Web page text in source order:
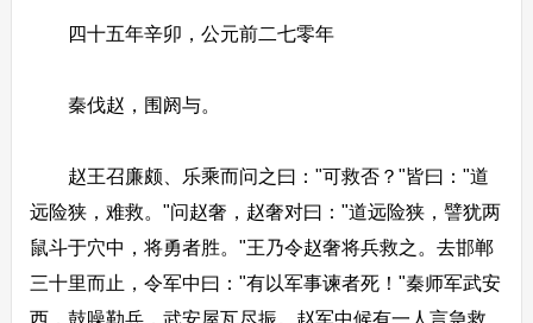
四十五年辛卯，公元前二七零年
秦伐赵，围阏与。
赵王召廉颇、乐乘而问之曰："可救否？"皆曰："道
远险狭，难救。"问赵奢，赵奢对曰："道远险狭，譬犹两
鼠斗于穴中，将勇者胜。"王乃令赵奢将兵救之。去邯郸
三十里而止，令军中曰："有以军事谏者死！"秦师军武安
西，鼓噪勒兵，武安屋瓦尽振。赵军中候有一人言急救